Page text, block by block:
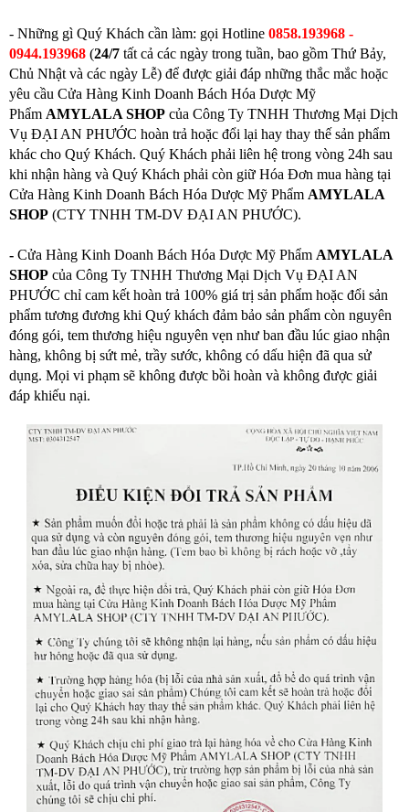
- Những gì Quý Khách cần làm: gọi Hotline 0858.193968 -
0944.193968 (24/7 tất cả các ngày trong tuần, bao gồm Thứ Bảy,
Chủ Nhật và các ngày Lễ) để được giải đáp những thắc mắc hoặc
yêu cầu Cửa Hàng Kinh Doanh Bách Hóa Dược Mỹ
Phẩm AMYLALA SHOP của Công Ty TNHH Thương Mại Dịch
Vụ ĐẠI AN PHƯỚC hoàn trả hoặc đổi lại hay thay thế sản phẩm
khác cho Quý Khách. Quý Khách phải liên hệ trong vòng 24h sau
khi nhận hàng và Quý Khách phải còn giữ Hóa Đơn mua hàng tại
Cửa Hàng Kinh Doanh Bách Hóa Dược Mỹ Phẩm AMYLALA
SHOP (CTY TNHH TM-DV ĐẠI AN PHƯỚC).
- Cửa Hàng Kinh Doanh Bách Hóa Dược Mỹ Phẩm AMYLALA
SHOP của Công Ty TNHH Thương Mại Dịch Vụ ĐẠI AN
PHƯỚC chỉ cam kết hoàn trả 100% giá trị sản phẩm hoặc đổi sản
phẩm tương đương khi Quý khách đảm bảo sản phẩm còn nguyên
đóng gói, tem thương hiệu nguyên vẹn như ban đầu lúc giao nhận
hàng, không bị sứt mẻ, trầy sước, không có dấu hiện đã qua sử
dụng. Mọi vi phạm sẽ không được bồi hoàn và không được giải
đáp khiếu nại.